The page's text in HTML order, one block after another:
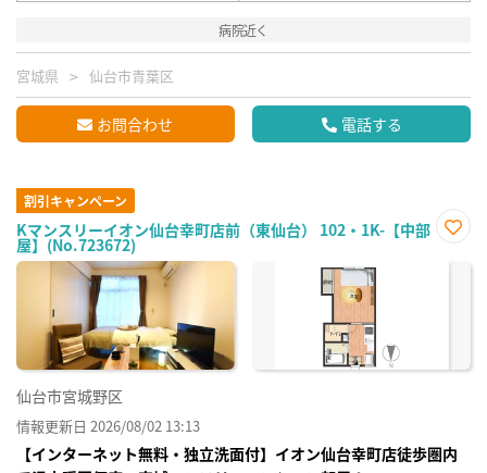
病院近く
宮城県 仙台市青葉区
お問合わせ 電話する
割引キャンペーン
Kマンスリーイオン仙台幸町店前（東仙台） 102・1K-【中部
屋】(No.723672)
に入
仙台市宮城野区
情報更新日 2026/08/02 13:13
【インターネット無料・独立洗面付】イオン仙台幸町店徒歩圏内